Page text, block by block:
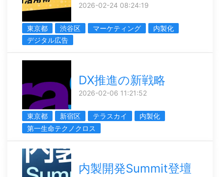
2026-02-24 08:24:19
東京都 渋谷区 マーケティング
内製化
デジタル広告
DX推進の新戦略
2026-02-06 11:21:52
東京都 新宿区 テラスカイ
内製化
第一生命テクノクロス
内製開発Summit登壇